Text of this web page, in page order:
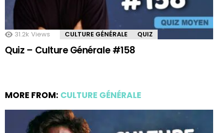
31.2k Views CULTURE GÉNÉRALE QUIZ
Quiz – Culture Générale #158
MORE FROM: CULTURE GÉNÉRALE